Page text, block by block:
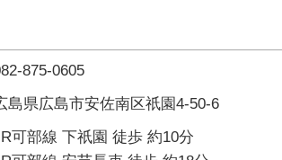
875-0605
島県広島市安佐南区祇園4-50-6
可部線 下祇園 徒歩 約10分